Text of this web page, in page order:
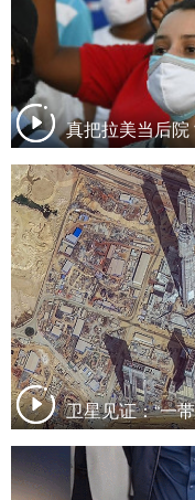
真把拉美当后院
卫星见证：“一